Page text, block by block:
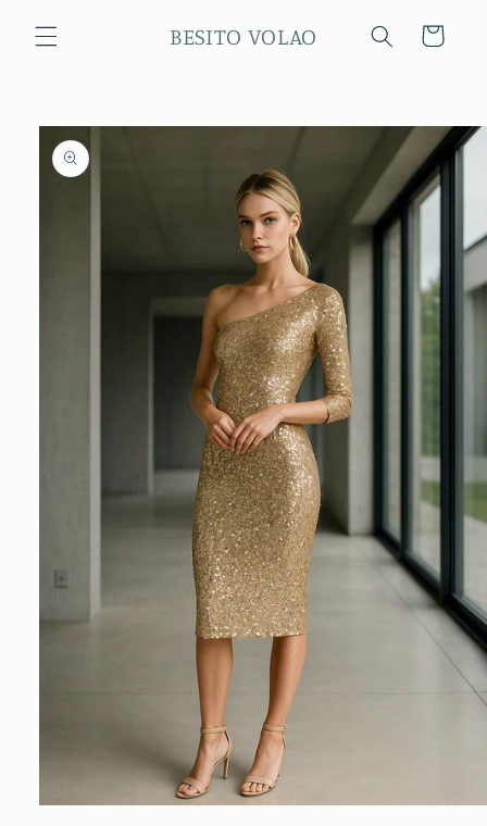
directamente
al contenido
BESITO VOLAO Carrito
directamente
información